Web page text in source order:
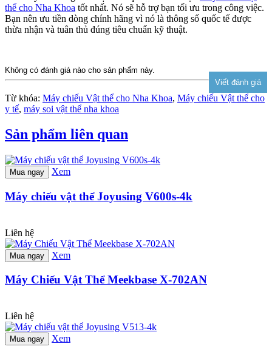
thể cho Nha Khoa tốt nhất. Nó sẽ hỗ trợ bạn tối ưu trong công việc.
Bạn nên ưu tiền dòng chính hãng vì nó là thông số quốc tế được
thừa nhận và tuân thủ đúng tiêu chuẩn kỹ thuật.
Không có đánh giá nào cho sản phẩm này.
Từ khóa: Máy chiếu Vật thể cho Nha Khoa, Máy chiếu Vật thể cho
y tế, máy soi vật thể nha khoa
Sản phẩm liên quan
Mua ngay Xem
Máy chiếu vật thể Joyusing V600s-4k
Liên hệ
Mua ngay Xem
Máy Chiếu Vật Thể Meekbase X-702AN
Liên hệ
Mua ngay Xem